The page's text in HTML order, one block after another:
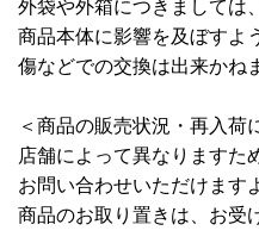
外袋や外箱につきましては
商品本体に影響を及ぼすよ
傷などでの交換は出来かね
＜商品の販売状況・再入荷
店舗によって異なりますた
お問い合わせいただけます
商品のお取り置きは、お受